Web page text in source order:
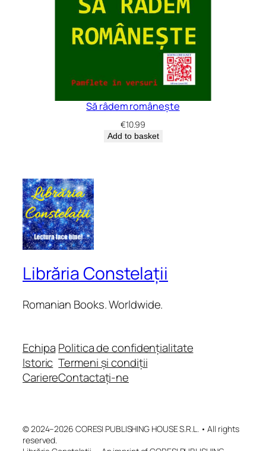
Să râdem românește
€10.99
Add to basket
Librăria Constelații
Romanian Books. Worldwide.
Echipa
Istoric
Cariere
Politica de confidențialitate
Termeni și condiții
Contactați-ne
© 2024–2026 CORESI PUBLISHING HOUSE S.R.L. • All rights
reserved.